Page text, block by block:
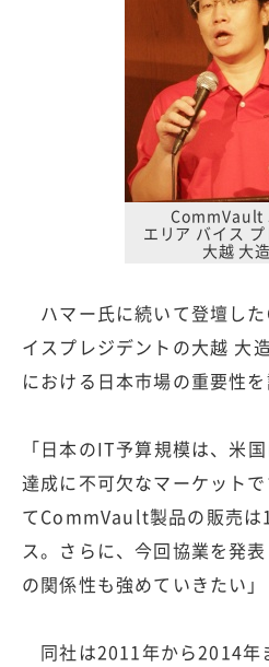
CommVault
エリア バイス
大越 大
ハマー氏に続いて登壇し
イスプレジデントの大越 大
における日本市場の重要性を
「日本のIT予算規模は、米
達成に不可欠なマーケット
てCommVault製品の販売は
ス。さらに、今回協業を発
の関係性も強めていきたい」
同社は2011年から2014年